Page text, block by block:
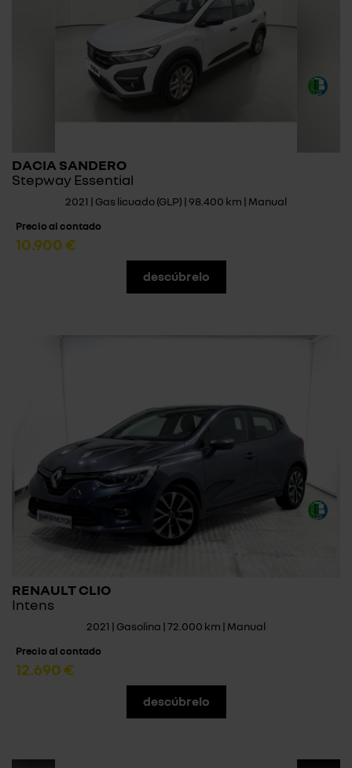
DACIA SANDERO
Stepway Essential
2021 | Gas licuado (GLP) | 98.400 km | Manual
Precio al contado
10.900 €
descúbrelo
RENAULT CLIO
Intens
2021 | Gasolina | 72.000 km | Manual
Precio al contado
12.690 €
descúbrelo